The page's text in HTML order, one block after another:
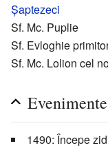
Șaptezeci
Sf. Mc. Puplie
Sf. Evloghie
Sf. Mc. Lolion cel
Evenimente
1490: Începe